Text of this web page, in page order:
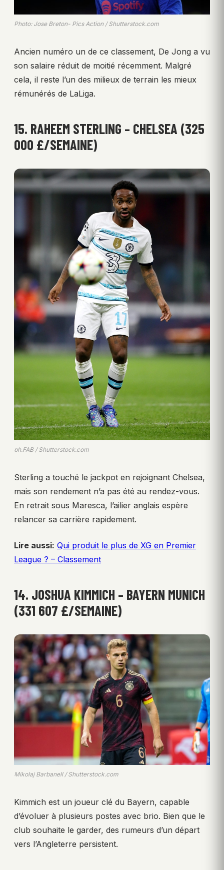
Photo: Jose Breton- Pics Action / Shutterstock.com
Ancien numéro un de ce classement, De Jong a vu
son salaire réduit de moitié récemment. Malgré
cela, il reste l’un des milieux de terrain les mieux
rémunérés de LaLiga.
15. RAHEEM STERLING – CHELSEA (325
000 £/SEMAINE)
ph.FAB / Shutterstock.com
Sterling a touché le jackpot en rejoignant Chelsea,
mais son rendement n’a pas été au rendez-vous.
En retrait sous Maresca, l’ailier anglais espère
relancer sa carrière rapidement.
Lire aussi: Qui produit le plus de XG en Premier
League ? – Classement
14. JOSHUA KIMMICH – BAYERN MUNICH
(331 607 £/SEMAINE)
Mikolaj Barbanell / Shutterstock.com
Kimmich est un joueur clé du Bayern, capable
d’évoluer à plusieurs postes avec brio. Bien que le
club souhaite le garder, des rumeurs d’un départ
vers l’Angleterre persistent.